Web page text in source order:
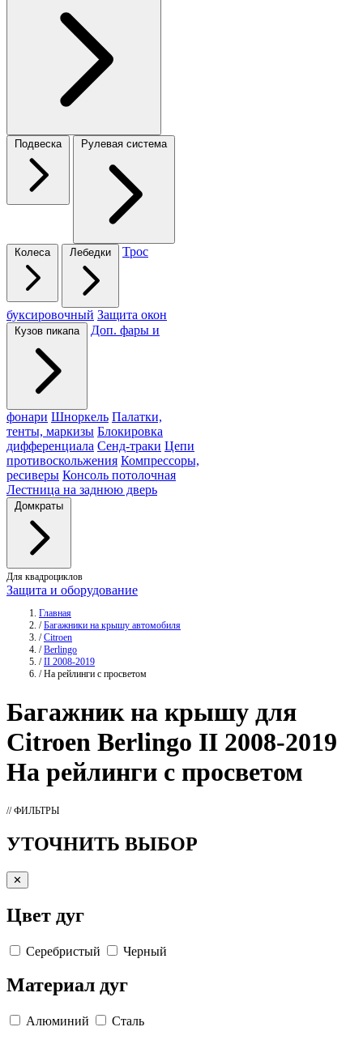
Подвеска Рулевая система
Колеса Лебедки Трос
буксировочный Защита окон
Кузов пикапа Доп. фары и
фонари Шноркель Палатки,
тенты, маркизы Блокировка
дифференциала Сенд-траки Цепи
противоскольжения Компрессоры,
ресиверы Консоль потолочная
Лестница на заднюю дверь
Домкраты
Для квадроциклов
Защита и оборудование
Главная
/ Багажники на крышу автомобиля
/ Citroen
/ Berlingo
/ II 2008-2019
/ На рейлинги с просветом
Багажникна крышу для
Citroen Berlingo II 2008-2019
На рейлинги с просветом
// ФИЛЬТРЫ
УТОЧНИТЬ ВЫБОР
✕
Цвет дуг
Серебристый Черный
Материал дуг
Алюминий Сталь